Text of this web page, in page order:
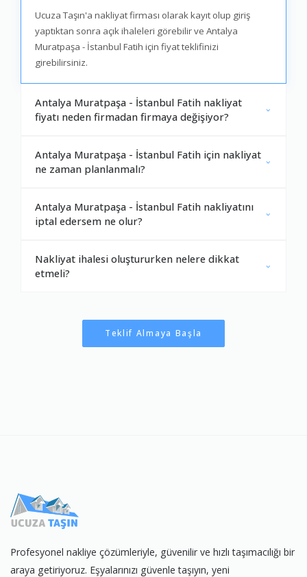
Ucuza Taşın'a nakliyat firması olarak kayıt olup giriş
yaptıktan sonra açık ihaleleri görebilir ve Antalya
Muratpaşa - İstanbul Fatih için fiyat teklifinizi
girebilirsiniz.
Antalya Muratpaşa - İstanbul Fatih nakliyat
fiyatı neden firmadan firmaya değişiyor?
Antalya Muratpaşa - İstanbul Fatih için nakliyat
ne zaman planlanmalı?
Antalya Muratpaşa - İstanbul Fatih nakliyatını
iptal edersem ne olur?
Nakliyat ihalesi oluştururken nelere dikkat
etmeli?
Teklif Almaya Başla
Profesyonel nakliye çözümleriyle, güvenilir ve hızlı taşımacılığı bir
araya getiriyoruz. Eşyalarınızı güvenle taşıyın, yeni